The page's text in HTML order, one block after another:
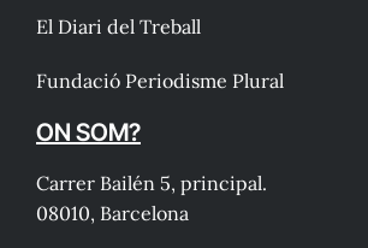
El Diari del Treball
Fundació Periodisme Plural
ON SOM?
Carrer Bailén 5, principal.
08010, Barcelona